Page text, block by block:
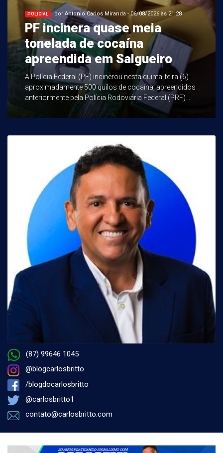
POLICIAL por Antonio Carlos Miranda - 06/08/2026 às 21:28
PF incinera quase meia
tonelada de cocaína
apreendida em Salgueiro
A Polícia Federal (PF) incinerou nesta quinta-feira (6)
aproximadamente 500 quilos de cocaína, apreendidos
anteriormente pela Polícia Rodoviária Federal (PRF) ...
(87) 99646 1045
@blogcarlosbritto
/blogdocarlosbritto
@carlosbritto1
contato@carlosbritto.com